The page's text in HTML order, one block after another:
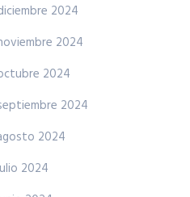
2024
2024
2024
2024
2024
2024